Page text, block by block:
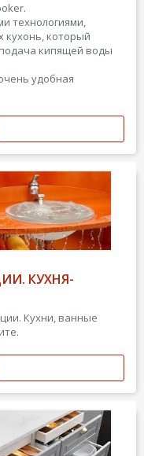
технологиями,
кухонь, который
кипящей воды
удобная
КУХНЯ-
Кухни, ванные